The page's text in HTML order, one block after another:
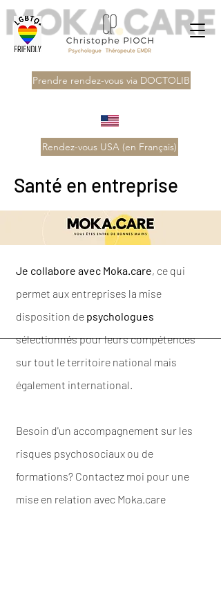
Prendre rendez-vous via DOCTOLIB
Rendez-vous USA (en Français)
Santé en entreprise
Je collabore avec Moka.care, ce qui
permet aux entreprises la mise
disposition de psychologues
sélectionnés pour leurs compétences
sur tout le territoire national mais
également international.
Besoin d'un accompagnement sur les
risques psychosociaux ou de
formations? Contactez moi pour une
mise en relation avec Moka.care